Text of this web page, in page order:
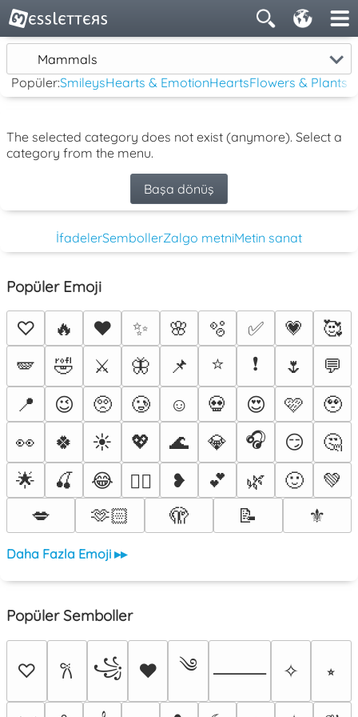
Mammals
Popüler:SmileysHearts & EmotionHeartsFlowers & Plants
The selected category does not exist (anymore). Select a
category from the menu.
Başa dönüş
İfadelerSembollerZalgo metniMetin sanat
Popüler Emoji
♡ 🔥 ❤️ ✨ 🌸 🫧 ✅ 💗
🥰
🪽
🤣 ⚔️ 🦋 📌 ⭐ ❗ 🌷
💬
📍
😉 🥺 🥲 ☺️ 💀 😍 🩷
🥹
👀
🍀 ☀️ 💖 🌊 💎 🎧 😏
🤔
🌟
🍒 😂 ❤️‍🔥 ❥ 💕 🌿 🙂
💚
💋
🫶🏻 🫣 📝 ⚜️
Daha Fazla Emoji ▸▸
Popüler Semboller
♡ 𐙚 ꧁ ♥ ༄ ⸻ ✧ ⭒